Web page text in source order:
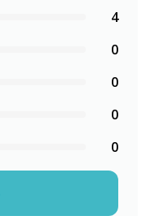
4
0
0
0
0